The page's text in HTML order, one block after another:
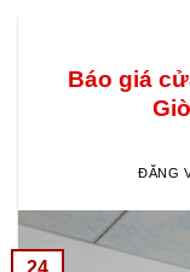
Báo giá
ĐĂNG
24